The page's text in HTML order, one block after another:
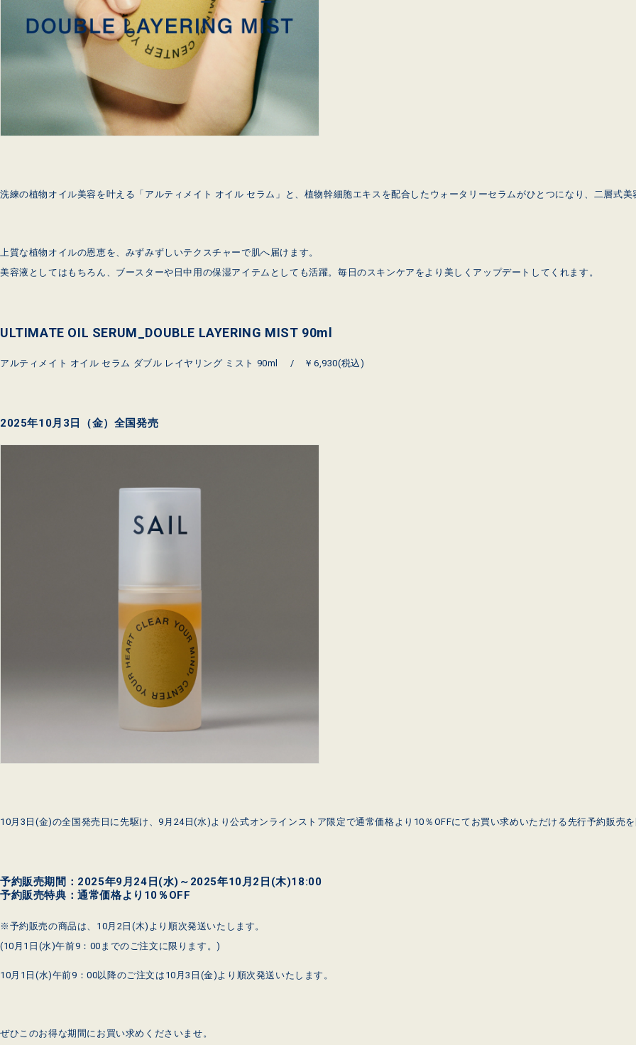
洗練の植物オイル美容を叶える「アルティメイト オイル セラム」と、植物幹細胞エキスを配合したウォータリーセラムがひとつになり、二層式美
上質な植物オイルの恩恵を、みずみずしいテクスチャーで肌へ届けます。
美容液としてはもちろん、ブースターや日中用の保湿アイテムとしても活躍。毎日のスキンケアをより美しくアップデートしてくれます。
ULTIMATE OIL SERUM_DOUBLE LAYERING MIST 90ml
アルティメイト オイル セラム ダブル レイヤリング ミスト 90ml / ￥6,930(税込)
2025年10月3日（金）全国発売
10月3日(金)の全国発売日に先駆け、9月24日(水)より公式オンラインストア限定で通常価格より10％OFFにてお買い求めいただける先行予約販売を
予約販売期間：2025年9月24日(水)～2025年10月2日(木)18:00
予約販売特典：通常価格より10％OFF
※予約販売の商品は、10月2日(木)より順次発送いたします。
(10月1日(水)午前9：00までのご注文に限ります。)
10月1日(水)午前9：00以降のご注文は10月3日(金)より順次発送いたします。
ぜひこのお得な期間にお買い求めくださいませ。